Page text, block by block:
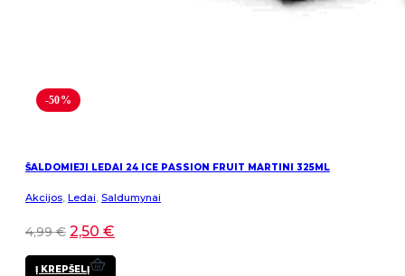
-50%
ŠALDOMIEJI LEDAI 24 ICE PASSION FRUIT MARTINI 325ML
Akcijos, Ledai, Saldumynai
4,99€ 2,50 €
Į KREPŠELĮ